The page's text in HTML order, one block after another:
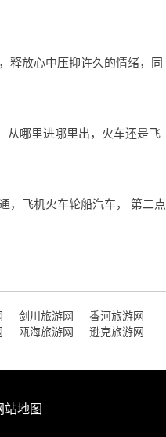
释放心中压抑许久的情绪，同
从哪里进哪里出，火车还是飞
，飞机火车轮船汽车， 第二点
剑川旅游网
香河旅游网
瓯海旅游网
逊克旅游网
站地图